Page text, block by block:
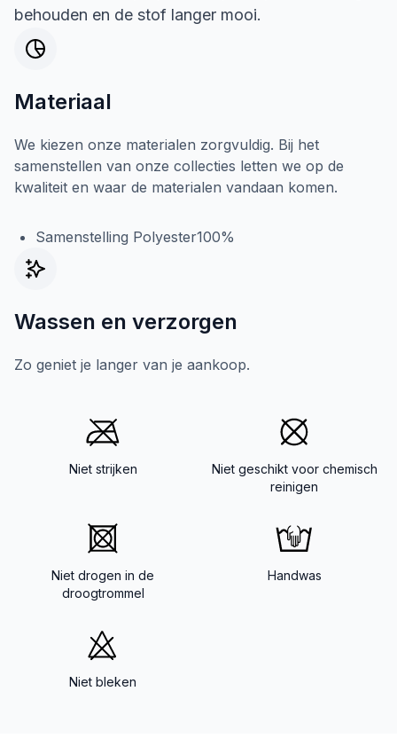
behouden en de stof langer mooi.
Materiaal
We kiezen onze materialen zorgvuldig. Bij het
samenstellen van onze collecties letten we op de
kwaliteit en waar de materialen vandaan komen.
Samenstelling Polyester100%
Wassen en verzorgen
Zo geniet je langer van je aankoop.
Niet strijken
Niet geschikt voor chemisch
reinigen
Niet drogen in de
droogtrommel
Handwas
Niet bleken